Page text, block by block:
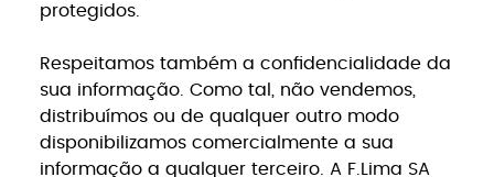
protegidos.
Respeitamos também a confidencialidade da
sua informação. Como tal, não vendemos,
distribuímos ou de qualquer outro modo
disponibilizamos comercialmente a sua
informação a qualquer terceiro. A F.Lima SA